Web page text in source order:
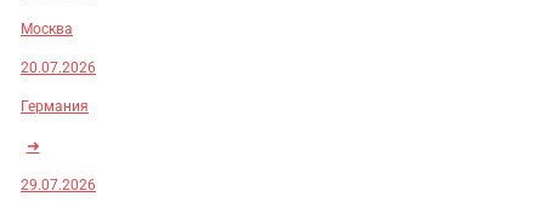
Москва
20.07.2026
Германия
➜
29.07.2026